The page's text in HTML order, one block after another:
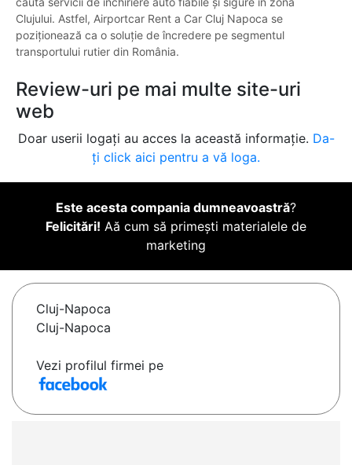
Clujului. Astfel, Airportcar Rent a Car Cluj Napoca se
poziționează ca o soluție de încredere pe segmentul
transportului rutier din România.
Review-uri pe mai multe site-uri
web
Doar userii logați au acces la această informație. Da-
ți click aici pentru a vă loga.
Este acesta compania dumneavoastră?
Felicitări! Aă cum să primești materialele de
marketing
Cluj-Napoca
Cluj-Napoca
Vezi profilul firmei pe